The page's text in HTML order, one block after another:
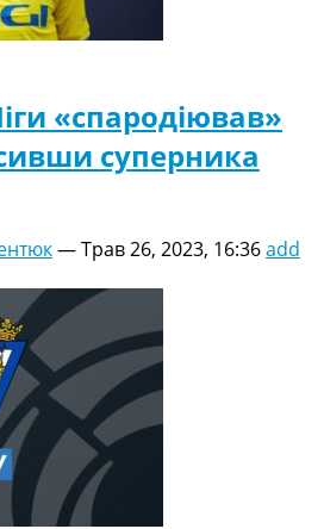
«спародіював»
суперника
—Трав 26, 2023, 16:36add